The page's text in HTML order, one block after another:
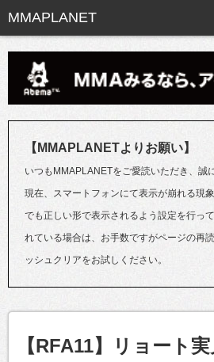
【MMAPLANETよりお願い】
いつもMMAPLANETをご愛読いただき、誠
現在、スマートフォンにて表示が崩れる現
でも正しい形で表示されるよう設定を行っ
れている場合は、お手数ですがページの再
ッシュクリアをお試しください。
【RFA11】リョート